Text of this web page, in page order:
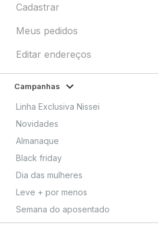
Cadastrar
Meus pedidos
Editar endereços
Campanhas
Linha Exclusiva Nissei
Novidades
Almanaque
Black friday
Dia das mulheres
Leve + por menos
Semana do aposentado